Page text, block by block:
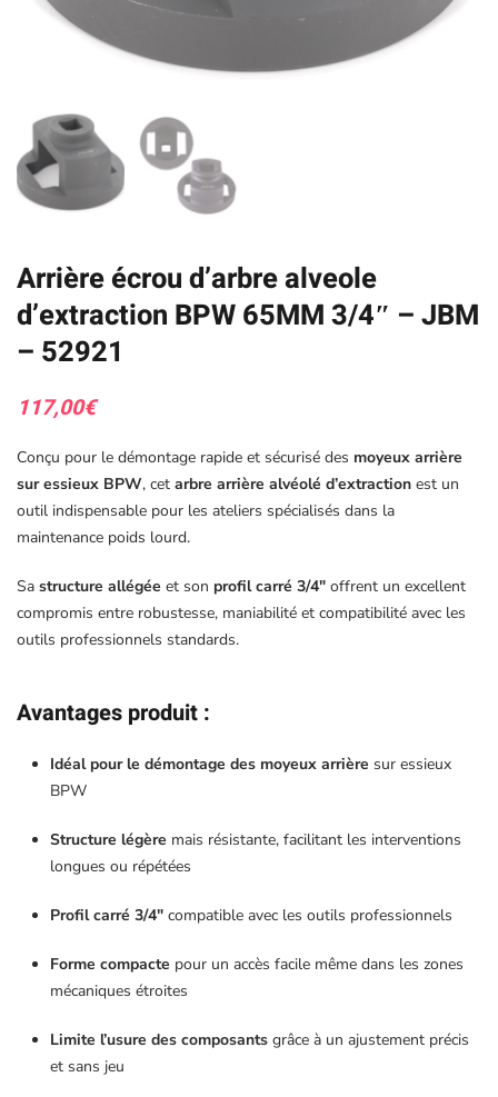
Arrière écrou d’arbre alveole
d’extraction BPW 65MM 3/4″ – JBM
– 52921
117,00€
Conçu pour le démontage rapide et sécurisé des moyeux arrière
sur essieux BPW, cet arbre arrière alvéolé d’extraction est un
outil indispensable pour les ateliers spécialisés dans la
maintenance poids lourd.
Sa structure allégée et son profil carré 3/4″ offrent un excellent
compromis entre robustesse, maniabilité et compatibilité avec les
outils professionnels standards.
Avantages produit :
Idéal pour le démontage des moyeux arrière sur essieux
BPW
Structure légère mais résistante, facilitant les interventions
longues ou répétées
Profil carré 3/4″ compatible avec les outils professionnels
Forme compacte pour un accès facile même dans les zones
mécaniques étroites
Limite l’usure des composants grâce à un ajustement précis
et sans jeu